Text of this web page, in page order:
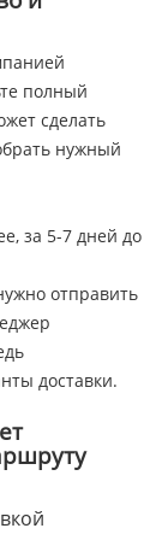
полный
сделать
нужный
за 5-7 дней до
отправить
доставки.